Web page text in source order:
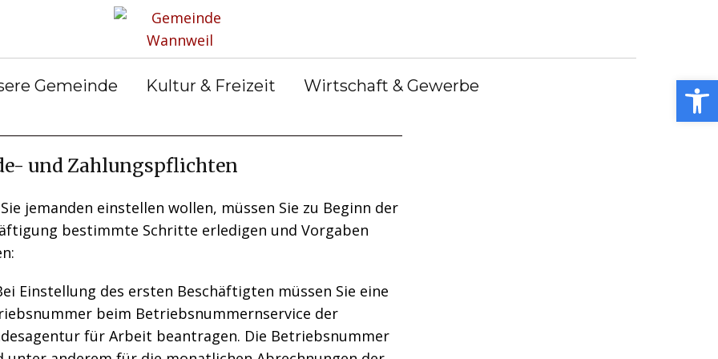
Gemeinde Kultur & Freizeit Wirtschaft & Gewerbe
Gemeinderat
Bekanntmachun
Entsorgung
und Zahlungspflichten
jemanden einstellen wollen, müssen Sie zu Beginn der
bestimmte Schritte erledigen und Vorgaben
Einstellung des ersten Beschäftigten müssen Sie eine
beim Betriebsnummernservice der
für Arbeit beantragen. Die Betriebsnummer
Open toolbar